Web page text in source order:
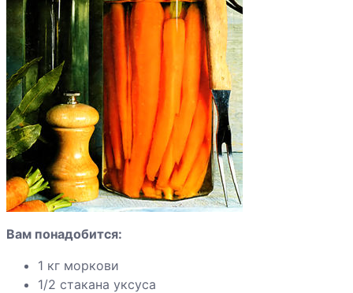
абрикосов
дольками
Компот из алычи
Компот из груш
ароматный
Компот из груш
Компот из яблок
Вам понадобится:
1 кг моркови
1/2 стакана уксуса